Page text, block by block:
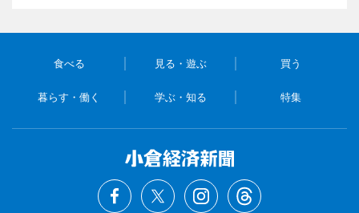
食べる 見る・遊ぶ 買う
暮らす・働く 学ぶ・知る 特集